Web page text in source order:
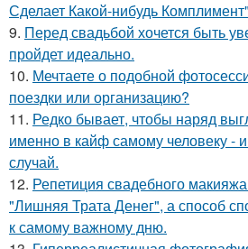
Сделает Какой-нибудь
9. Перед свадьбой хочется быть
пройдет идеально.
10. Мечтаете о подобной
поездки или организацию?
11. Редко бывает, чтобы наряд
именно в кайф самому человеку - и
случай.
12. Репетиция свадебного
"Лишняя Трата Денег", а способ
к самому важному дню.